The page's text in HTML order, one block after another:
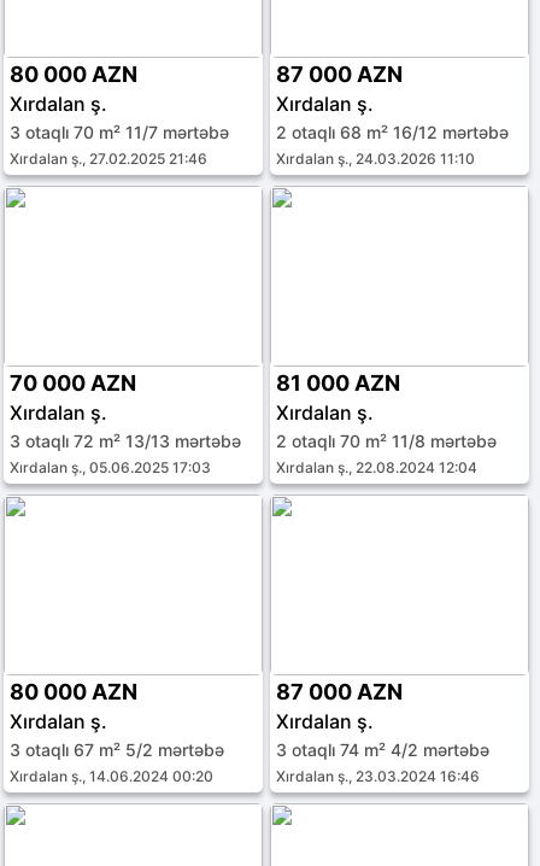
80 000 AZN
Xırdalan ş.
3 otaqlı 70 m² 11/7 mərtəbə
Xırdalan ş., 27.02.2025 21:46
87 000 AZN
Xırdalan ş.
2 otaqlı 68 m² 16/12 mərtəbə
Xırdalan ş., 24.03.2026 11:10
70 000 AZN
Xırdalan ş.
3 otaqlı 72 m² 13/13 mərtəbə
Xırdalan ş., 05.06.2025 17:03
81 000 AZN
Xırdalan ş.
2 otaqlı 70 m² 11/8 mərtəbə
Xırdalan ş., 22.08.2024 12:04
80 000 AZN
Xırdalan ş.
3 otaqlı 67 m² 5/2 mərtəbə
Xırdalan ş., 14.06.2024 00:20
87 000 AZN
Xırdalan ş.
3 otaqlı 74 m² 4/2 mərtəbə
Xırdalan ş., 23.03.2024 16:46